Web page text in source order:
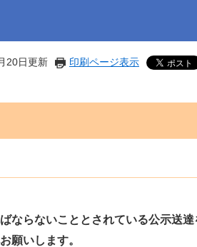
20日更新 印刷ページ表示
ならないこととされている公示送
願いします。